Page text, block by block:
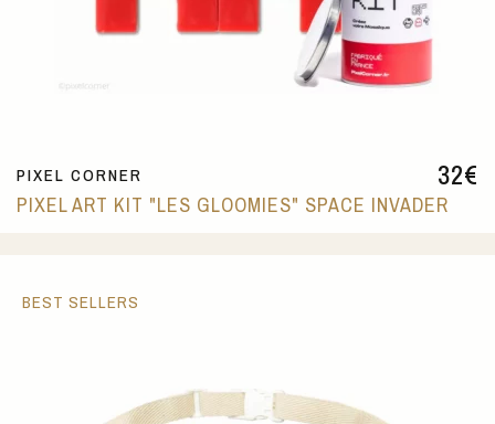
32€
PIXEL CORNER
PIXEL ART KIT "LES GLOOMIES" SPACE INVADER
BEST SELLERS